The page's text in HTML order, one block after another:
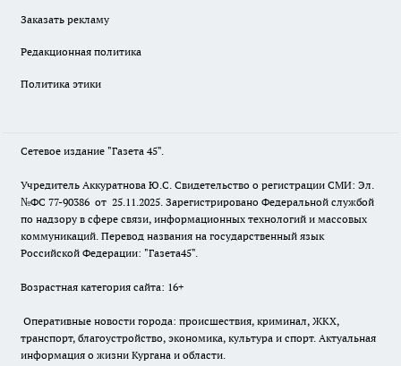
Заказать рекламу
Редакционная политика
Политика этики
Сетевое издание "Газета 45".
Учредитель Аккуратнова Ю.С. Свидетельство о регистрации СМИ: Эл.
№ФС 77-90386 от 25.11.2025. Зарегистрировано Федеральной службой
по надзору в сфере связи, информационных технологий и массовых
коммуникаций. Перевод названия на государственный язык
Российской Федерации: "Газета45".
Возрастная категория сайта: 16+
Оперативные новости города: происшествия, криминал, ЖКХ,
транспорт, благоустройство, экономика, культура и спорт. Актуальная
информация о жизни Кургана и области.